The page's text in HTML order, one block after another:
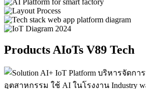
Products AIoTs V89 Tech